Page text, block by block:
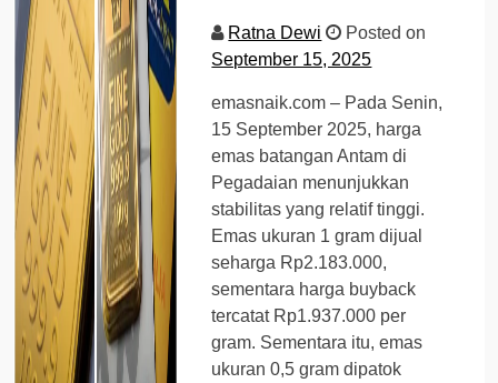
Ratna Dewi
Posted on
September 15, 2025
emasnaik.com – Pada Senin,
15 September 2025, harga
emas batangan Antam di
Pegadaian menunjukkan
stabilitas yang relatif tinggi.
Emas ukuran 1 gram dijual
seharga Rp2.183.000,
sementara harga buyback
tercatat Rp1.937.000 per
gram. Sementara itu, emas
ukuran 0,5 gram dipatok